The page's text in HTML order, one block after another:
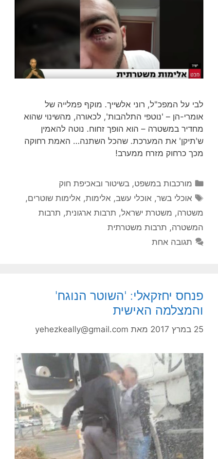
לבי על המפכ"ל, רוני אלשייך. מוקף פמלייה של
אומרי-הן – 'נוטפי התלהבות', לכאורה, מהשינוי שהוא
מחדיר במשטרה – הוא הופך זחוח. נוטה להאמין
ש'תיקן' את המערכת. שהכל השתנה… האמת רחוקה
מכך כרחוק מזרח ממערב!
קטגוריות
מורכבות במשפט, בשיטור ובאכיפת חוק
תגיות
אוכלי בשר, אוכלי עשב, אלימות, אלימות שוטרים,
משטרה, משטרת ישראל, תרבות ארגונית, תרבות
המשטרה, תרבות משטרתית
תגובה אחת
פנחס יחזקאלי: 'השוטר הנוגח'
והמצלמה האישית
25 במרץ 2017 מאת yehezkeally@gmail.com